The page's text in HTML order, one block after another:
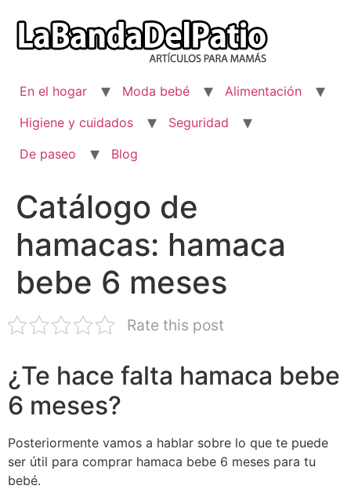
contenido
En el hogar Moda bebé
Alimentación
Higiene y cuidados
Seguridad
De paseo
Blog
Catálogo de
hamacas: hamaca
bebe 6 meses
Rate this post
¿Te hace falta hamaca bebe
6 meses?
Posteriormente vamos a hablar sobre lo que te puede
ser útil para comprar hamaca bebe 6 meses para tu
bebé.